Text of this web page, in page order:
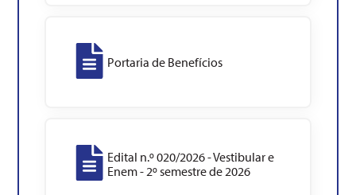
Portaria de Benefícios
Edital n.º 020/2026 - Vestibular e
Enem - 2º semestre de 2026